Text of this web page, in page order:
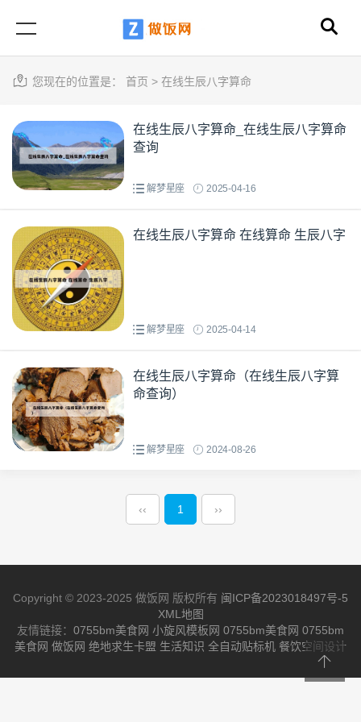
您现在的位置是： 首页 > 在线生辰八字算命
在线生辰八字算命_在线生辰八字算命
查询
解梦星座 2025-04-16
在线生辰八字算命 在线算命 生辰八字
解梦星座 2025-04-14
在线生辰八字算命（在线生辰八字算
命查询）
解梦星座 2024-08-26
‹‹ 1 ››
Copyright © 2023-2025 做饭网 版权所有 闽ICP备2023018497号-5
XML地图
友情链接： 0755bm美食网 小旋风模板网 0755bm美食网 0755bm
美食网 做饭网 绝地求生卡盟 生活知识 全自动贴标机 餐饮空间设计